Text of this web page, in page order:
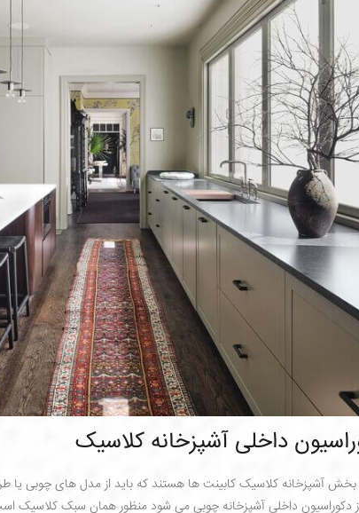
داخلی آشپزخانه کلاسیک
آشپزخانه کلاسیک کابینت ها هستند که باید از مدل های چوبی یا
داخلی آشپزخانه چوبی می شود منظور همان سبک کلاسیک